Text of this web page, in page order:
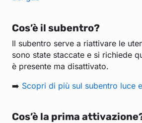
Cos’è il subentro?
Il subentro serve a riattivare le
sono state staccate e si richiede
è presente ma disattivato.
➡️ Scopri di più sul subentro luce
Cos’è la prima